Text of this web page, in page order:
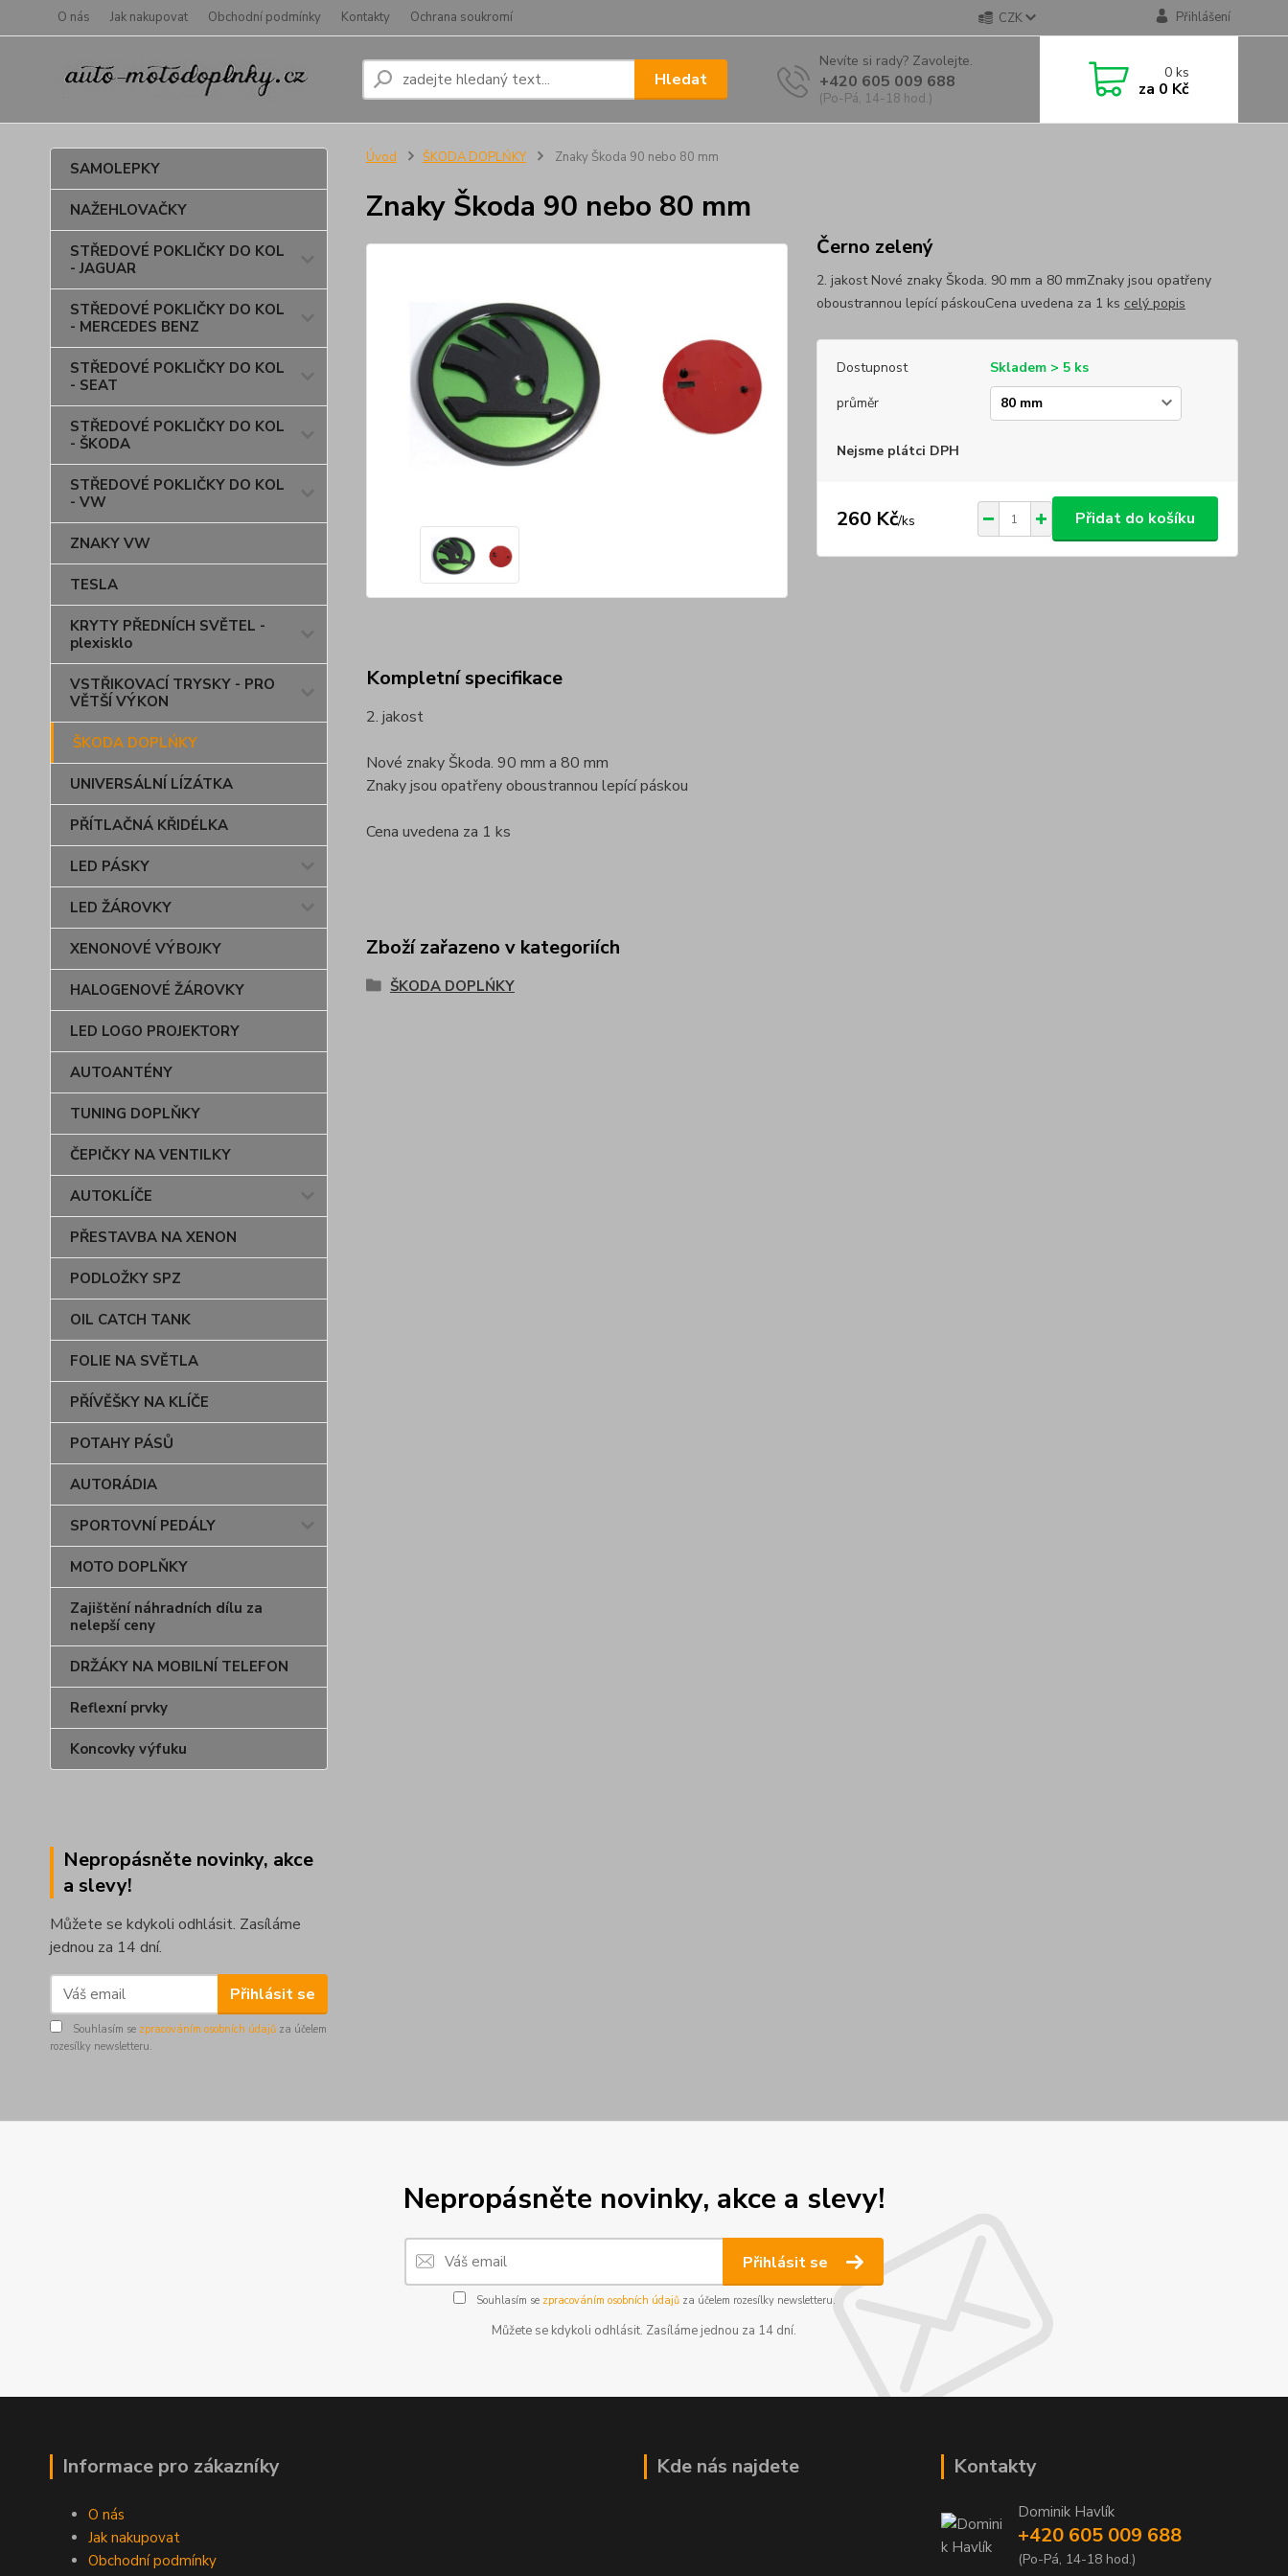
O nás Jak nakupovat Obchodní podmínky Kontakty Ochrana soukromí CZK Přihlášení
Hledat
Nevíte si rady? Zavolejte.
+420 605 009 688
(Po-Pá, 14-18 hod.)
0ks
za 0 Kč
SAMOLEPKY
NAŽEHLOVAČKY
STŘEDOVÉ POKLIČKY DO KOL
- JAGUAR
STŘEDOVÉ POKLIČKY DO KOL
- MERCEDES BENZ
STŘEDOVÉ POKLIČKY DO KOL
- SEAT
STŘEDOVÉ POKLIČKY DO KOL
- ŠKODA
STŘEDOVÉ POKLIČKY DO KOL
- VW
ZNAKY VW
TESLA
KRYTY PŘEDNÍCH SVĚTEL -
plexisklo
VSTŘIKOVACÍ TRYSKY - PRO
VĚTŠÍ VÝKON
ŠKODA DOPLŃKY
UNIVERSÁLNÍ LÍZÁTKA
PŘÍTLAČNÁ KŘIDÉLKA
LED PÁSKY
LED ŽÁROVKY
XENONOVÉ VÝBOJKY
HALOGENOVÉ ŽÁROVKY
LED LOGO PROJEKTORY
AUTOANTÉNY
TUNING DOPLŇKY
ČEPIČKY NA VENTILKY
AUTOKLÍČE
PŘESTAVBA NA XENON
PODLOŽKY SPZ
OIL CATCH TANK
FOLIE NA SVĚTLA
PŘÍVĚŠKY NA KLÍČE
POTAHY PÁSŮ
AUTORÁDIA
SPORTOVNÍ PEDÁLY
MOTO DOPLŇKY
Zajištění náhradních dílu za
nelepší ceny
DRŽÁKY NA MOBILNÍ TELEFON
Reflexní prvky
Koncovky výfuku
Nepropásněte novinky, akce
a slevy!
Můžete se kdykoli odhlásit. Zasíláme
jednou za 14 dní.
Přihlásit se
Souhlasím se zpracováním osobních údajů za účelem
rozesílky newsletteru.
Úvod ŠKODA DOPLŃKY Znaky Škoda 90 nebo 80 mm
Znaky Škoda 90 nebo 80 mm
Černo zelený
2. jakost Nové znaky Škoda. 90 mm a 80 mmZnaky jsou opatřeny
oboustrannou lepící páskouCena uvedena za 1 ks celý popis
Dostupnost
Skladem > 5 ks
průměr
Nejsme plátci DPH
260 Kč/ks Přidat do košíku
Kompletní specifikace
2. jakost
Nové znaky Škoda. 90 mm a 80 mm
Znaky jsou opatřeny oboustrannou lepící páskou
Cena uvedena za 1 ks
Zboží zařazeno v kategoriích
ŠKODA DOPLŃKY
Nepropásněte novinky, akce a slevy!
Přihlásit se
Souhlasím se zpracováním osobních údajůza účelem rozesílky newsletteru.
Můžete se kdykoli odhlásit. Zasíláme jednou za 14 dní.
Informace pro zákazníky
O nás
Jak nakupovat
Obchodní podmínky
Kde nás najdete Kontakty
Dominik Havlík
+420 605 009 688
(Po-Pá, 14-18 hod.)